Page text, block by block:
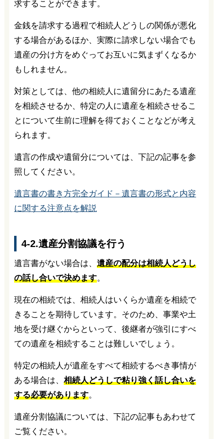
求することができます。
金銭を請求する過程で相続人どうしの関係が悪化
する場合があるほか、実際に請求しない場合でも
遺産の分け方をめぐってお互いに気まずくなるか
もしれません。
対策としては、他の相続人に遺留分にあたる遺産
を相続させるか、特定の人に遺産を相続させるこ
とについて生前に理解を得ておくことなどが考え
られます。
遺言の作成や遺留分については、下記の記事を参
照してください。
遺言書の書き方完全ガイド－遺言書の形式と内容
に関する注意点を解説
4-2.遺産分割協議を行う
遺言書がない場合は、 遺産の配分は相続人どうし
の話し合いで決めます。
現在の相続では、相続人はいくらか遺産を相続で
きることを期待しています。そのため、事業や土
地を受け継ぐからといって、後継者が強引にすべ
ての遺産を相続することは難しいでしょう。
特定の相続人が遺産をすべて相続するべき事情が
ある場合は、 相続人どうしで粘り強く話し合いを
する必要があります。
遺産分割協議については、下記の記事もあわせて
ご覧ください。